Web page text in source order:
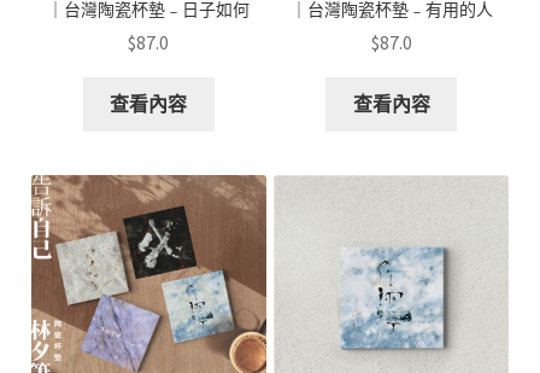
｜台灣陶瓷杯墊﹣日子如何
$87.0
查看內容
｜台灣陶瓷杯墊﹣有用的人
$87.0
查看內容